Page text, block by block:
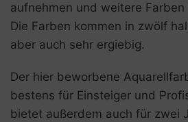
aufnehmen und weitere Farben
Die Farben kommen in zwölf
aber auch sehr ergiebig.
Der hier beworbene
bestens für Einsteiger und
bietet außerdem auch für zwei